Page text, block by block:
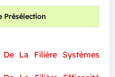
Présélection
La Filière Systèmes